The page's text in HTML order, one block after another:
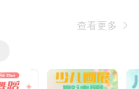
查看更多 